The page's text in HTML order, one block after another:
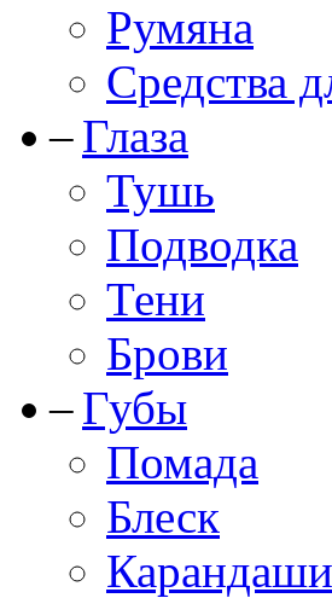
Румяна
Средства
Глаза
Тушь
Подводка
Тени
Брови
Губы
Помада
Блеск
Карандаши